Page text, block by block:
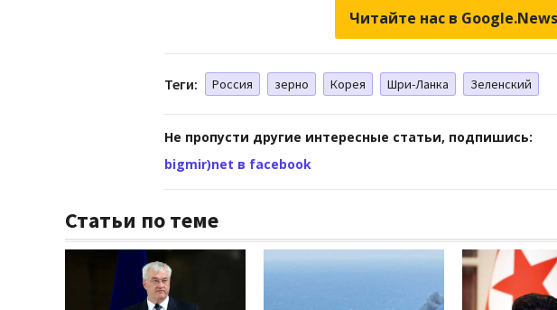
Читайте нас в Google.News
Теги: Россия зерно Корея Шри-Ланка Зеленский
Не пропусти другие интересные статьи, подпишись:
bigmir)net в facebook
Статьи по теме